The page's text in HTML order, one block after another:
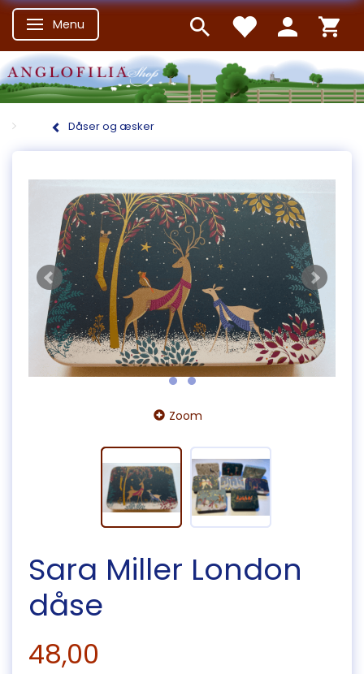
Skifte navigation
Menu
Dåser og æsker
Zoom
Sara Miller London
dåse
48,00